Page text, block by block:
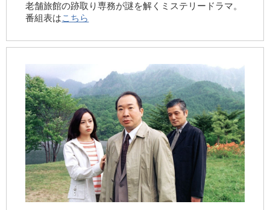
老舗旅館の跡取り専務が謎を解くミステリードラマ。
番組表はこちら